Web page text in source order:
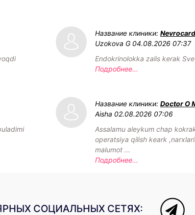
Название клиники:
Uzokova G 04.08.2026 07:37
Endokrinolokka zalis kerak
Подробнее...
Название клиники: Doctor O
Aisha 02.08.2026 07:06
Assalamu aleykum chap
operatsiya qilish keark
malumot ...
Подробнее...
СОЦИАЛЬНЫХ СЕТЯХ: